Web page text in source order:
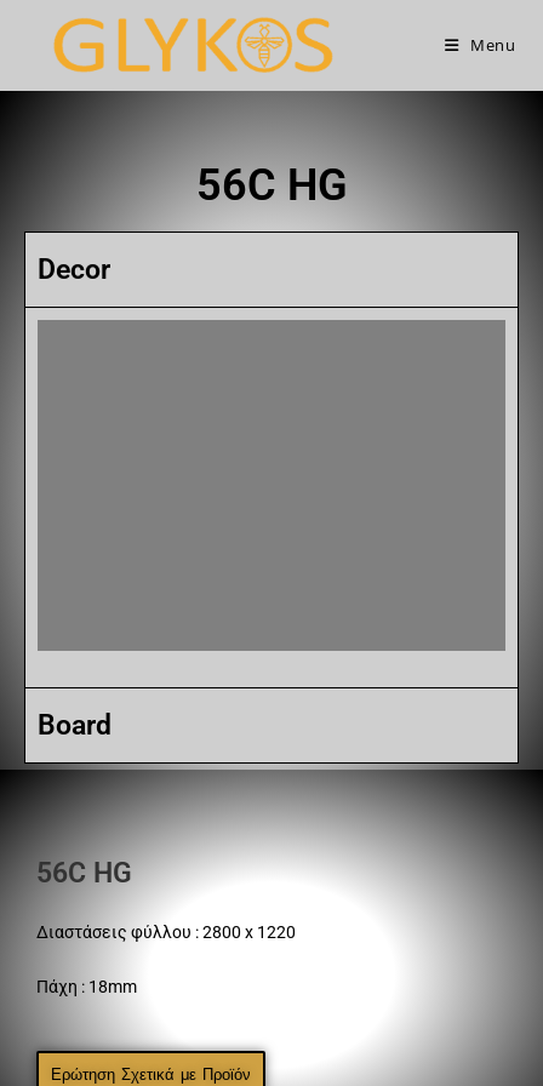
Menu
56C HG
Decor
Board
56C HG
Διαστάσεις φύλλου : 2800 x 1220
Πάχη : 18mm
Ερώτηση Σχετικά με Προϊόν